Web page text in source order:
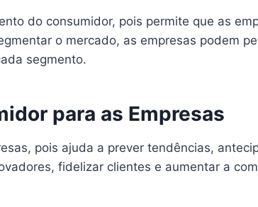
do consumidor, pois permite que as
o mercado, as empresas podem
segmento.
para as Empresas
pois ajuda a prever tendências,
fidelizar clientes e aumentar a